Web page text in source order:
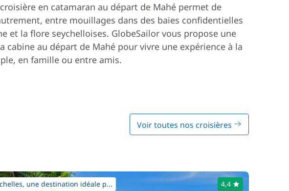
en catamaran au départ de Mahé permet de
entre mouillages dans des baies confidentielles
et la flore seychelloises. GlobeSailor vous propose une
cabine au départ de Mahé pour vivre une expérience à la
en famille ou entre amis.
Voir toutes nos croisières
une destination idéale p... 4,4